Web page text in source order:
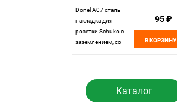
Donel A07 сталь
накладка для
розетки Schuko с
заземлением, со
95 ₽
В КОРЗИНУ
Каталог